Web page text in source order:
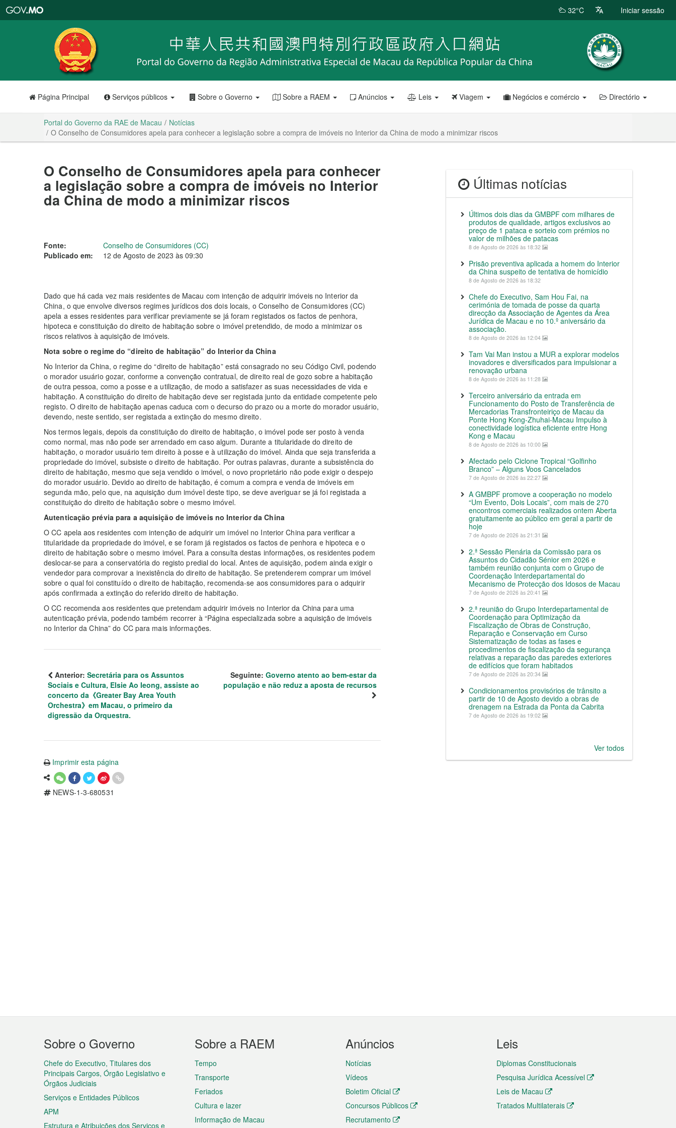
RAE
de
Macau
32°C Iniciar sessão
Página Principal Serviços públicos Sobre o Governo Sobre a RAEM Anúncios Leis Viagem Negócios e comércio Directório
Portal do Governo da RAE de Macau
Notícias
O Conselho de Consumidores apela para conhecer a legislação sobre a compra de imóveis no Interior da China de modo a minimizar riscos
O Conselho de Consumidores apela para conhecer
a legislação sobre a compra de imóveis no Interior
da China de modo a minimizar riscos
Fonte:
Conselho de Consumidores (CC)
Publicado em:
12 de Agosto de 2023 às 09:30
Dado que há cada vez mais residentes de Macau com intenção de adquirir imóveis no Interior da
China, o que envolve diversos regimes jurídicos dos dois locais, o Conselho de Consumidores (CC)
apela a esses residentes para verificar previamente se já foram registados os factos de penhora,
hipoteca e constituição do direito de habitação sobre o imóvel pretendido, de modo a minimizar os
riscos relativos à aquisição de imóveis.
Nota sobre o regime do “direito de habitação” do Interior da China
No Interior da China, o regime do “direito de habitação” está consagrado no seu Código Civil, podendo
o morador usuário gozar, conforme a convenção contratual, de direito real de gozo sobre a habitação
de outra pessoa, como a posse e a utilização, de modo a satisfazer as suas necessidades de vida e
habitação. A constituição do direito de habitação deve ser registada junto da entidade competente pelo
registo. O direito de habitação apenas caduca com o decurso do prazo ou a morte do morador usuário,
devendo, neste sentido, ser registada a extinção do mesmo direito.
Nos termos legais, depois da constituição do direito de habitação, o imóvel pode ser posto à venda
como normal, mas não pode ser arrendado em caso algum. Durante a titularidade do direito de
habitação, o morador usuário tem direito à posse e à utilização do imóvel. Ainda que seja transferida a
propriedade do imóvel, subsiste o direito de habitação. Por outras palavras, durante a subsistência do
direito de habitação, mesmo que seja vendido o imóvel, o novo proprietário não pode exigir o despejo
do morador usuário. Devido ao direito de habitação, é comum a compra e venda de imóveis em
segunda mão, pelo que, na aquisição dum imóvel deste tipo, se deve averiguar se já foi registada a
constituição do direito de habitação sobre o mesmo imóvel.
Autenticação prévia para a aquisição de imóveis no Interior da China
O CC apela aos residentes com intenção de adquirir um imóvel no Interior China para verificar a
titularidade da propriedade do imóvel, e se foram já registados os factos de penhora e hipoteca e o
direito de habitação sobre o mesmo imóvel. Para a consulta destas informações, os residentes podem
deslocar-se para a conservatória do registo predial do local. Antes de aquisição, podem ainda exigir o
vendedor para comprovar a inexistência do direito de habitação. Se pretenderem comprar um imóvel
sobre o qual foi constituído o direito de habitação, recomenda-se aos consumidores para o adquirir
após confirmada a extinção do referido direito de habitação.
O CC recomenda aos residentes que pretendam adquirir imóveis no Interior da China para uma
autenticação prévia, podendo também recorrer à “Página especializada sobre a aquisição de imóveis
no Interior da China” do CC para mais informações.
Anterior: Secretária para os Assuntos
Sociais e Cultura, Elsie Ao Ieong, assiste ao
concerto da《Greater Bay Area Youth
Orchestra》em Macau, o primeiro da
digressão da Orquestra.
Seguinte: Governo atento ao bem-estar da
população e não reduz a aposta de recursos
Imprimir esta página
NEWS-1-3-680531
Últimas notícias
Últimos dois dias da GMBPF com milhares de
produtos de qualidade, artigos exclusivos ao
preço de 1 pataca e sorteio com prémios no
valor de milhões de patacas
8 de Agosto de 2026 às 18:32
Prisão preventiva aplicada a homem do Interior
da China suspeito de tentativa de homicídio
8 de Agosto de 2026 às 18:32
Chefe do Executivo, Sam Hou Fai, na
cerimónia de tomada de posse da quarta
direcção da Associação de Agentes da Área
Jurídica de Macau e no 10.º aniversário da
associação.
8 de Agosto de 2026 às 12:04
Tam Vai Man instou a MUR a explorar modelos
inovadores e diversificados para impulsionar a
renovação urbana
8 de Agosto de 2026 às 11:28
Terceiro aniversário da entrada em
Funcionamento do Posto de Transferência de
Mercadorias Transfronteiriço de Macau da
Ponte Hong Kong-Zhuhai-Macau Impulso à
conectividade logística eficiente entre Hong
Kong e Macau
8 de Agosto de 2026 às 10:00
Afectado pelo Ciclone Tropical “Golfinho
Branco” – Alguns Voos Cancelados
7 de Agosto de 2026 às 22:27
A GMBPF promove a cooperação no modelo
“Um Evento, Dois Locais”, com mais de 270
encontros comerciais realizados ontem Aberta
gratuitamente ao público em geral a partir de
hoje
7 de Agosto de 2026 às 21:31
2.ª Sessão Plenária da Comissão para os
Assuntos do Cidadão Sénior em 2026 e
também reunião conjunta com o Grupo de
Coordenação Interdepartamental do
Mecanismo de Protecção dos Idosos de Macau
7 de Agosto de 2026 às 20:41
2.ª reunião do Grupo Interdepartamental de
Coordenação para Optimização da
Fiscalização de Obras de Construção,
Reparação e Conservação em Curso
Sistematização de todas as fases e
procedimentos de fiscalização da segurança
relativas a reparação das paredes exteriores
de edifícios que foram habitados
7 de Agosto de 2026 às 20:34
Condicionamentos provisórios de trânsito a
partir de 10 de Agosto devido a obras de
drenagem na Estrada da Ponta da Cabrita
7 de Agosto de 2026 às 19:02
Ver todos
Menu
do
rodapé
Sobre o Governo
Chefe do Executivo, Titulares dos
Principais Cargos, Órgão Legislativo e
Órgãos Judiciais
Serviços e Entidades Públicos
APM
Estrutura e Atribuições dos Serviços e
Sobre a RAEM
Tempo
Transporte
Feriados
Cultura e lazer
Informação de Macau
Anúncios
Notícias
Vídeos
Boletim Oficial
Concursos Públicos
Recrutamento
Leis
Diplomas Constitucionais
Pesquisa Jurídica Acessível
Leis de Macau
Tratados Multilaterais